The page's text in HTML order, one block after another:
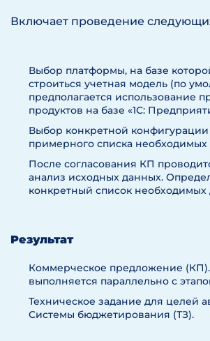
Включает проведение
Выбор платформы, на базе
строиться учетная модель (по
предполагается использование
продуктов на базе «1С:
Выбор конкретной
примерного списка необходимых
После согласования КП
анализ исходных данных.
конкретный список необходимых
Результат
Коммерческое предложение (КП).
выполняется параллельно с
Техническое задание для целей
Системы бюджетирования (ТЗ).